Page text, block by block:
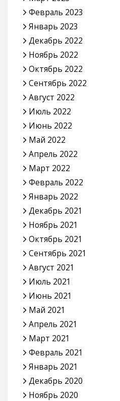
Февраль 2023
Январь 2023
Декабрь 2022
Ноябрь 2022
Октябрь 2022
Сентябрь 2022
Август 2022
Июль 2022
Июнь 2022
Май 2022
Апрель 2022
Март 2022
Февраль 2022
Январь 2022
Декабрь 2021
Ноябрь 2021
Октябрь 2021
Сентябрь 2021
Август 2021
Июль 2021
Июнь 2021
Май 2021
Апрель 2021
Март 2021
Февраль 2021
Январь 2021
Декабрь 2020
Ноябрь 2020